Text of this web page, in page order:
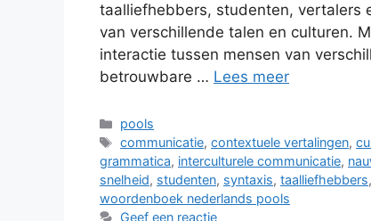
taalliefhebbers, studenten, vertalers
van verschillende talen en culturen.
interactie tussen mensen van
betrouwbare … Lees meer
Categorieën
pools
Tags
communicatie,contextuele vertalingen,
grammatica, interculturele communicatie,
snelheid, studenten, syntaxis, taalliefhebbers,
woordenboek nederlands pools
Geef een reactie